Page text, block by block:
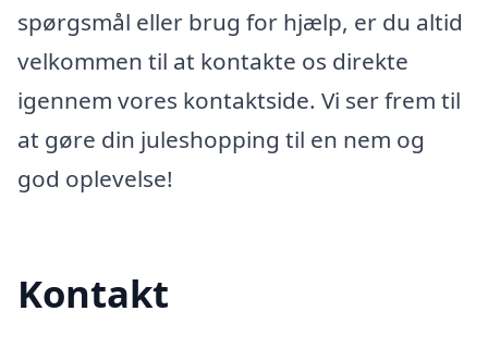
spørgsmål eller brug for hjælp, er du altid
velkommen til at kontakte os direkte
igennem vores kontaktside. Vi ser frem til
at gøre din juleshopping til en nem og
god oplevelse!
Kontakt